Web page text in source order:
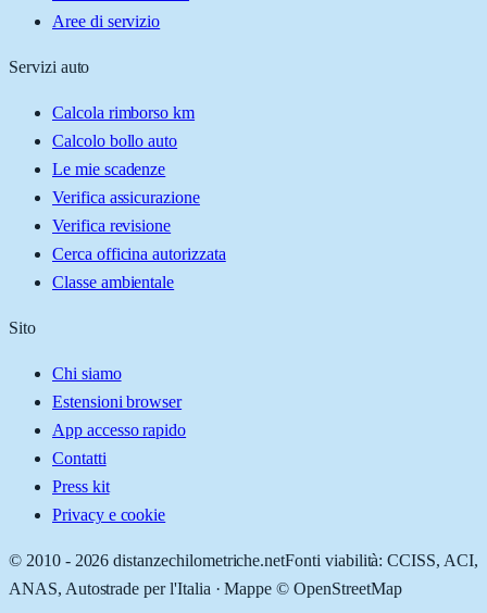
Aree di servizio
Servizi auto
Calcola rimborso km
Calcolo bollo auto
Le mie scadenze
Verifica assicurazione
Verifica revisione
Cerca officina autorizzata
Classe ambientale
Sito
Chi siamo
Estensioni browser
App accesso rapido
Contatti
Press kit
Privacy e cookie
© 2010 - 2026 distanzechilometriche.netFonti viabilità: CCISS, ACI,
ANAS, Autostrade per l'Italia · Mappe © OpenStreetMap